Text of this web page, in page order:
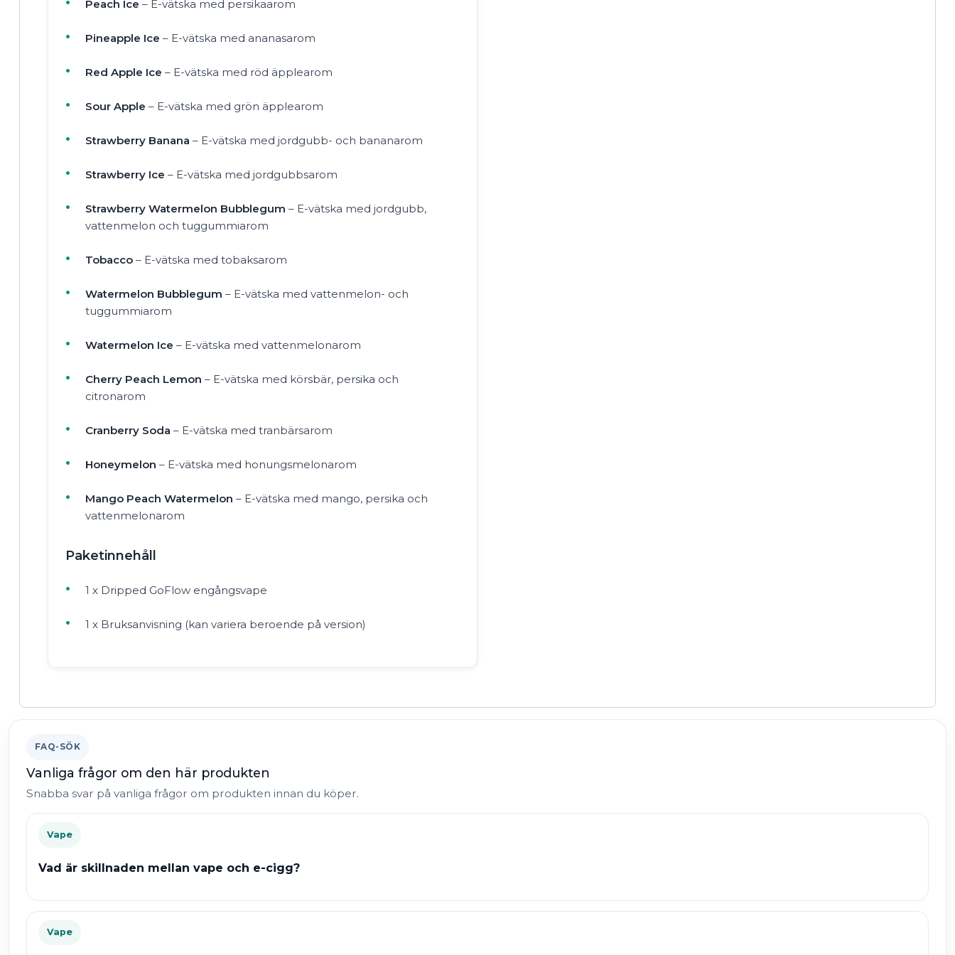
Peach Ice – E-vätska med persikaarom
Pineapple Ice – E-vätska med ananasarom
Red Apple Ice – E-vätska med röd äpplearom
Sour Apple – E-vätska med grön äpplearom
Strawberry Banana – E-vätska med jordgubb- och bananarom
Strawberry Ice – E-vätska med jordgubbsarom
Strawberry Watermelon Bubblegum – E-vätska med jordgubb,
vattenmelon och tuggummiarom
Tobacco – E-vätska med tobaksarom
Watermelon Bubblegum – E-vätska med vattenmelon- och
tuggummiarom
Watermelon Ice – E-vätska med vattenmelonarom
Cherry Peach Lemon – E-vätska med körsbär, persika och
citronarom
Cranberry Soda – E-vätska med tranbärsarom
Honeymelon – E-vätska med honungsmelonarom
Mango Peach Watermelon – E-vätska med mango, persika och
vattenmelonarom
Paketinnehåll
1 x Dripped GoFlow engångsvape
1 x Bruksanvisning (kan variera beroende på version)
FAQ-SÖK
Vanliga frågor om den här produkten
Snabba svar på vanliga frågor om produkten innan du köper.
Vape
Vad är skillnaden mellan vape och e-cigg?
Vape